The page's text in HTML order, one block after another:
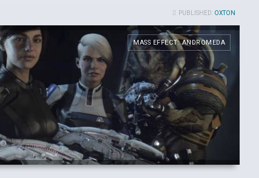
PUBLISHED: OXTON
MASS EFFECT: ANDROMEDA